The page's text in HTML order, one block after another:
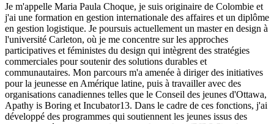
Je m'appelle Maria Paula Choque, je suis originaire de Colombie et
j'ai une formation en gestion internationale des affaires et un diplôme
en gestion logistique. Je poursuis actuellement un master en design à
l'université Carleton, où je me concentre sur les approches
participatives et féministes du design qui intègrent des stratégies
commerciales pour soutenir des solutions durables et
communautaires. Mon parcours m'a amenée à diriger des initiatives
pour la jeunesse en Amérique latine, puis à travailler avec des
organisations canadiennes telles que le Conseil des jeunes d'Ottawa,
Apathy is Boring et Incubator13. Dans le cadre de ces fonctions, j'ai
développé des programmes qui soutiennent les jeunes issus des